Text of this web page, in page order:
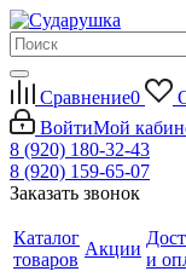
Сравнение0
ВойтиМой
8 (920) 180-32-43
8 (920) 159-65-07
Заказать звонок
Каталог
товаров
Акции
и